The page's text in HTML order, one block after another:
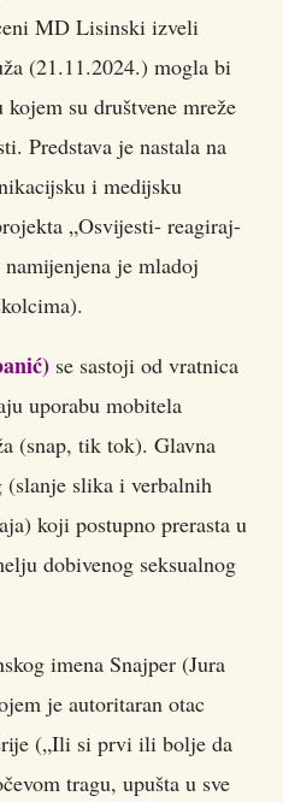
MD Lisinski izveli
(21.11.2024.) mogla bi
su društvene mreže
Predstava je nastala na
i medijsku
„Osvijesti- reagiraj-
je mladoj
se sastoji od vratnica
uporabu mobitela
(snap, tik tok). Glavna
(slanje slika i verbalnih
koji postupno prerasta u
dobivenog seksualnog
imena Snajper (Jura
je autoritaran otac
(„Ili si prvi ili bolje da
tragu, upušta u sve